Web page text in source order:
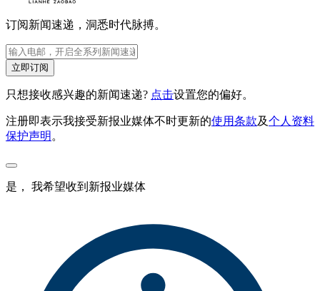
订阅新闻速递，洞悉时代脉搏。
立即订阅
只想接收感兴趣的新闻速递? 点击设置您的偏好。
注册即表示我接受新报业媒体不时更新的使用条款及个人资料
保护声明 。
是， 我希望收到新报业媒体